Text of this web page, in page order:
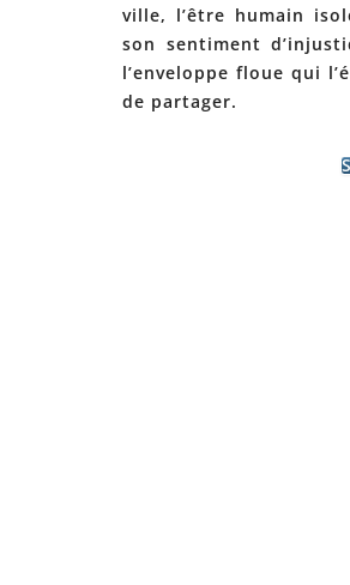
ville, l’être humain
son sentiment
l’enveloppe floue qui
de partager.